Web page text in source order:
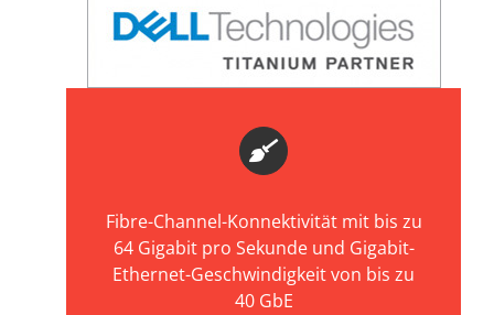
Fibre-Channel-Konnektivität mit bis zu
64 Gigabit pro Sekunde und Gigabit-
Ethernet-Geschwindigkeit von bis zu
40 GbE